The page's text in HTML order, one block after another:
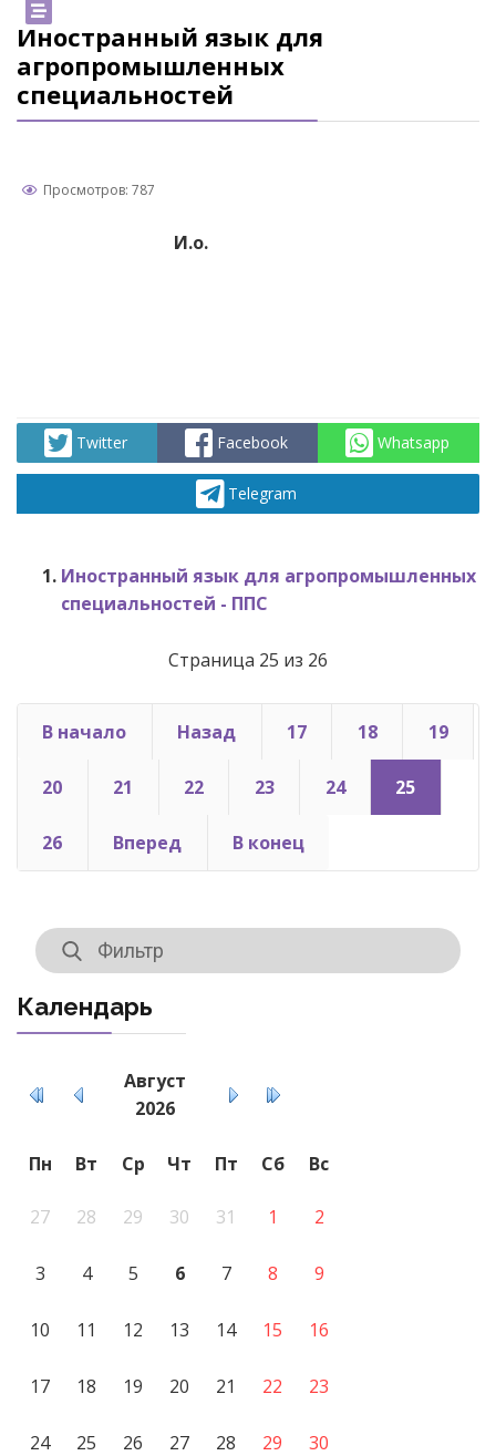
Иностранный язык для
агропромышленных
специальностей
Просмотров: 787
И.о.
Twitter Facebook Whatsapp
Telegram
Иностранный язык для агропромышленных
специальностей - ППС
Страница 25 из 26
В начало Назад 17 18 19
20 21 22 23 24 25
26 Вперед В конец
Календарь
Август
2026
Пн Вт Ср Чт Пт Сб Вс
27 28 29 30 31 1 2
3 4 5 6 7 8 9
10 11 12 13 14 15 16
17 18 19 20 21 22 23
24 25 26 27 28 29 30